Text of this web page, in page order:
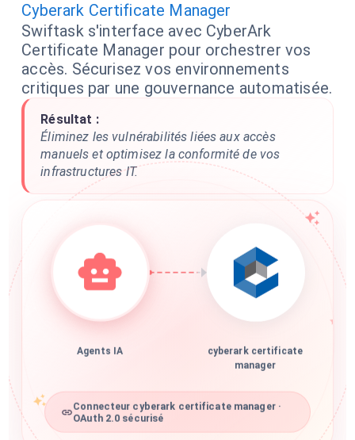
Cyberark Certificate Manager
Swiftask s'interface avec CyberArk
Certificate Manager pour orchestrer vos
accès. Sécurisez vos environnements
critiques par une gouvernance automatisée.
Résultat :
Éliminez les vulnérabilités liées aux accès
manuels et optimisez la conformité de vos
infrastructures IT.
Agents IA
cyberark certificate
manager
Connecteur cyberark certificate manager ·
OAuth 2.0 sécurisé